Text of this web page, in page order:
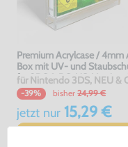
Premium Acrylcase / 4mm
Box mit UV- und
für 3DS & DS-US-Version
für Nintendo 3DS, NEU &
-39% bisher 24,99 €
jetzt nur15,29 €